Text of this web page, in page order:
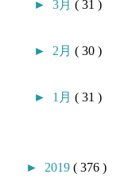
►3月( 31 )
► 2月( 30 )
► 1月( 31 )
► 2019( 376 )